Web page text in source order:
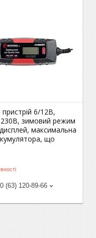
6/12В,
зимовий режим
максимальна
що
(63) 120-89-66